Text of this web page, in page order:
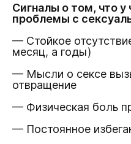
Сигналы о том, что у
проблемы с
— Стойкое
месяц, а годы)
— Мысли о сексе
отвращение
— Физическая боль
— Постоянное